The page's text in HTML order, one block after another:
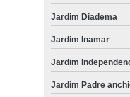
Jardim Diadema
Jardim Inamar
Jardim
Jardim Padre